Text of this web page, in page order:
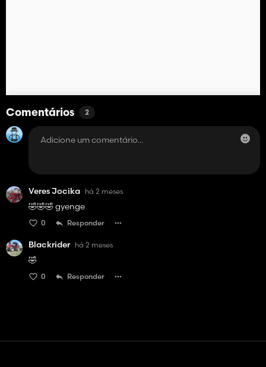
Comentários 2
Veres Jocika há 2 meses
🤣🤣🤣 gyenge
0 Responder
Blackrider há 2 meses
🤣
0 Responder